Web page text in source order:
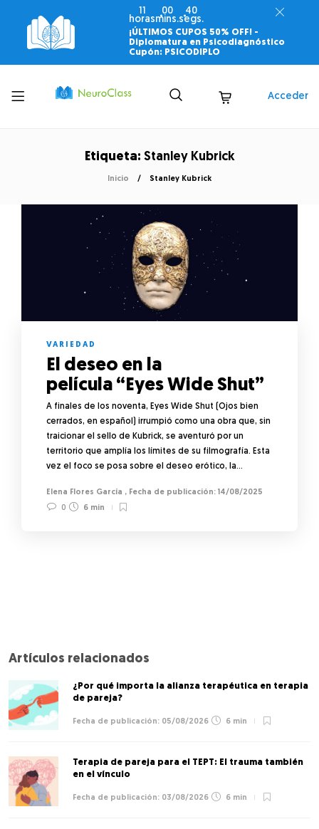
11
horas
00
mins.
40
segs.
¡ÚLTIMOS CUPOS 50% OFF! -
Diplomatura en Psicodiagnóstico
Cupón: PSICODIPLO
Toggle
menu
Acceder
Etiqueta: Stanley Kubrick
Inicio Stanley Kubrick
VARIEDAD
El deseo en la
película “Eyes Wide Shut”
A finales de los noventa, Eyes Wide Shut (Ojos bien
cerrados, en español) irrumpió como una obra que, sin
traicionar el sello de Kubrick, se aventuró por un
territorio que amplía los límites de su filmografía. Esta
vez el foco se posa sobre el deseo erótico, la…
Elena Flores García ,
14/08/2025
0
6 min
Artículos relacionados
¿Por qué importa la alianza terapéutica en terapia
de pareja?
05/08/2026 6 min
Terapia de pareja para el TEPT: El trauma también
en el vínculo
03/08/2026 6 min